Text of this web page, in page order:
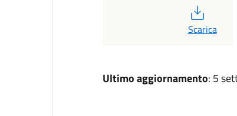
PDF
Scarica
Ultimo aggiornamento: 5